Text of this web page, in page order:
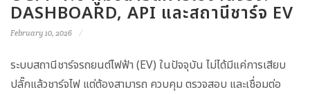
DASHBOARD, API และสถานีชาร์จ EV
February 10, 2026
ระบบสถานีชาร์จรถยนต์ไฟฟ้า (EV) ในปัจจุบัน ไม่ได้มีแค่การเสียบ
ปลั๊กแล้วชาร์จไฟ แต่ต้องสามารถ ควบคุม ตรวจสอบ และเชื่อมต่อ